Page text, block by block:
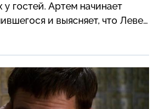
у гостей. Артем начинает
и выясняет, что Леве
рассказала Полина, и